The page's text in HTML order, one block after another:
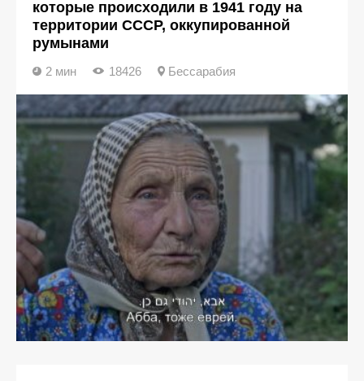
которые происходили в 1941 году на
территории СССР, оккупированной
румынами
2 мин 18426 Бессарабия